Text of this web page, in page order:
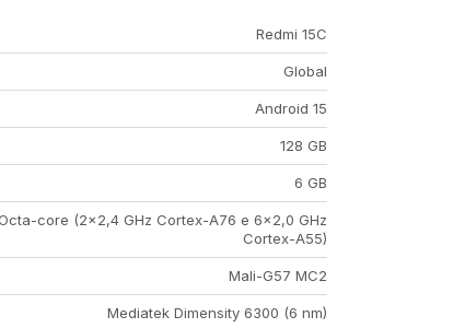
Redmi 15C
Global
Android 15
128 GB
6 GB
core (2x2,4 GHz Cortex-A76 e 6x2,0 GHz
Cortex-A55)
Mali-G57 MC2
Mediatek Dimensity 6300 (6 nm)